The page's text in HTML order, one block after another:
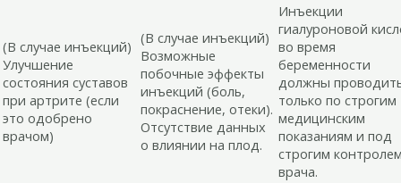
(В случае инъекций)
Улучшение
состояния суставов
при артрите (если
это одобрено
врачом)
(В случае инъекций)
Возможные
побочные эффекты
инъекций (боль,
покраснение, отеки).
Отсутствие данных
о влиянии на плод.
Инъекции
гиалуроновой
во время
беременности
должны
только по строгим
медицинским
показаниям и под
строгим
врача.